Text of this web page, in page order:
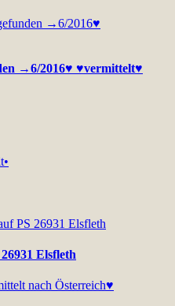
→6/2016♥ ♥vermittelt♥
Elsfleth